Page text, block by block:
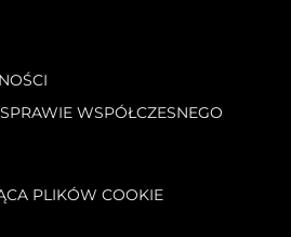
WSPÓŁCZESNEGO
PLIKÓW COOKIE